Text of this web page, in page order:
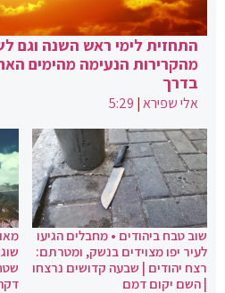
התחזית לימי ראש השנה וגם
מהקרירות הנעימה מהימים
בדרך
אלי שפירא|
5:29
שוב טבח ביהודים • מחבלים הגיעו
לעיר יפו מצוידים בנשק, ומטרתם:
רצח יהודים | שבעה קדושים נרצחו
| השם יקום דמם